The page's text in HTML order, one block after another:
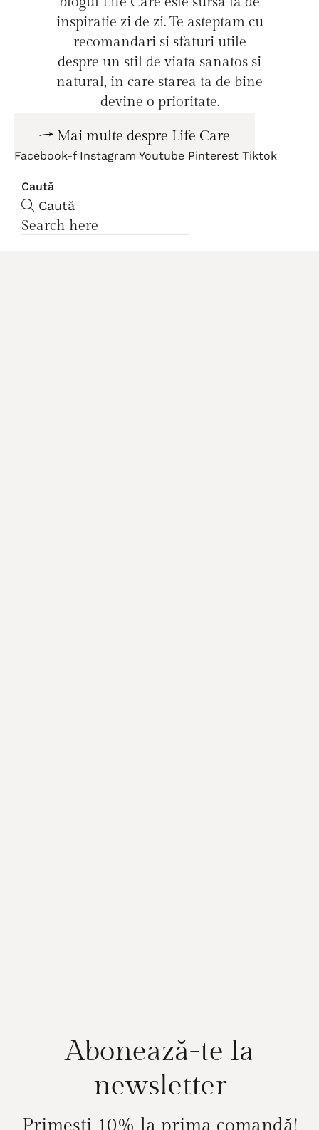
inspiratie zi de zi. Te asteptam cu
recomandari si sfaturi utile
despre un stil de viata sanatos si
natural, in care starea ta de bine
devine o prioritate.
Mai multe despre Life Care
Facebook-f Instagram Youtube Pinterest Tiktok
Caută
Caută
Abonează-te la
newsletter
Primești 10% la prima comandă!